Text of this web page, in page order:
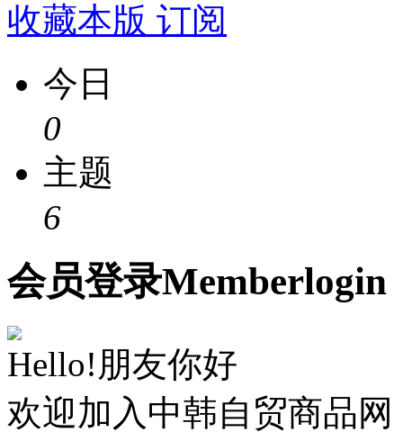
收藏本版 订阅
今日
0
主题
6
会员登录Memberlogin
Hello!朋友你好
欢迎加入中韩自贸商品网